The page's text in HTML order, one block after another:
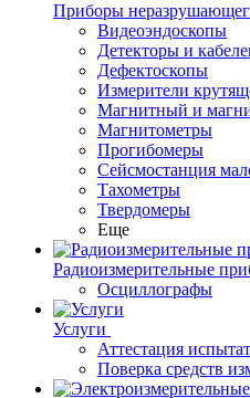
Приборы
Видеоэндоскопы
Детекторы и
Дефектоскопы
Измерители
Магнитный и
Магнитометры
Прогибомеры
Сейсмостанция
Тахометры
Твердомеры
Еще
Радиоизмерительные
Осциллографы
Услуги
Аттестация
Поверка средств